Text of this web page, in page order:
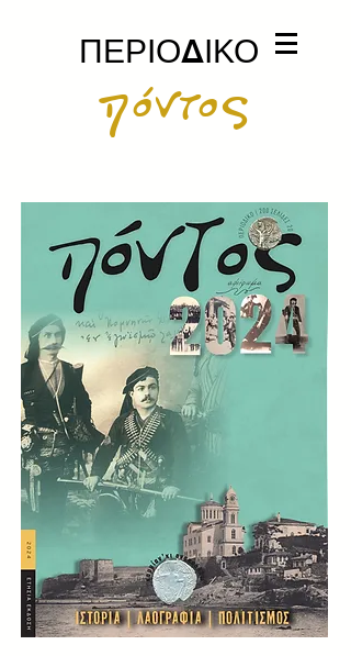
πόντος
ΠΕΡΙΟΔΙΚΟ